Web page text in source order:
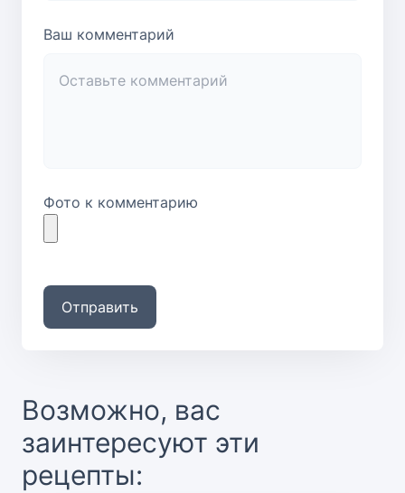
Ваш комментарий
Фото к комментарию
Отправить
Возможно, вас
заинтересуют эти
рецепты: